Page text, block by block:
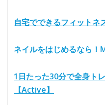
自宅でできるフィットネ
ネイルをはじめるなら！
1日たった30分で全身ト
【Active】